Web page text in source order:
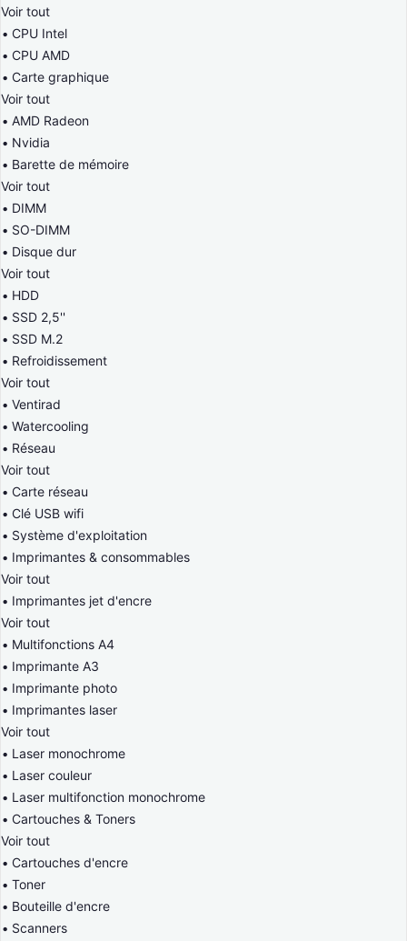
Voir tout
CPU Intel
CPU AMD
Carte graphique
Voir tout
AMD Radeon
Nvidia
Barette de mémoire
Voir tout
DIMM
SO-DIMM
Disque dur
Voir tout
HDD
SSD 2,5''
SSD M.2
Refroidissement
Voir tout
Ventirad
Watercooling
Réseau
Voir tout
Carte réseau
Clé USB wifi
Système d'exploitation
Imprimantes & consommables
Voir tout
Imprimantes jet d'encre
Voir tout
Multifonctions A4
Imprimante A3
Imprimante photo
Imprimantes laser
Voir tout
Laser monochrome
Laser couleur
Laser multifonction monochrome
Cartouches & Toners
Voir tout
Cartouches d'encre
Toner
Bouteille d'encre
Scanners